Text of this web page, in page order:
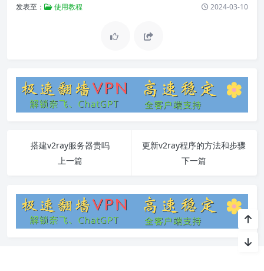
发表至： 使用教程 2024-03-10
搭建v2ray服务器贵吗
上一篇
更新v2ray程序的方法和步骤
下一篇